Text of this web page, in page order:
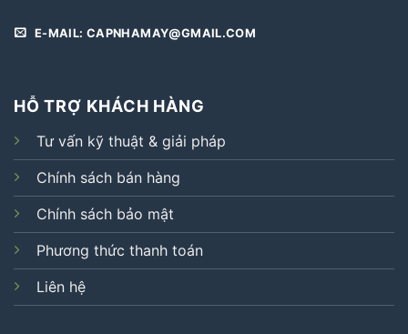
E-MAIL: CAPNHAMAY@GMAIL.COM
HỖ TRỢ KHÁCH HÀNG
Tư vấn kỹ thuật & giải pháp
Chính sách bán hàng
Chính sách bảo mật
Phương thức thanh toán
Liên hệ